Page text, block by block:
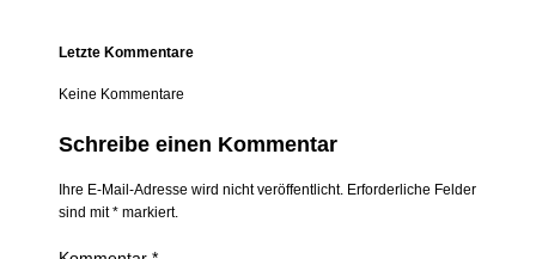
Letzte Kommentare
Keine Kommentare
Schreibe einen Kommentar
Ihre E-Mail-Adresse wird nicht veröffentlicht. Erforderliche Felder
sind mit * markiert.